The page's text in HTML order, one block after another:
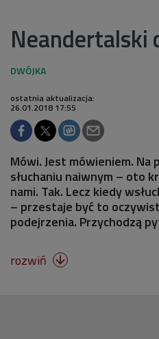
Neandertalski
ostatnia aktualizacja:
26.01.2018 17:55
Mówi. Jest mówieniem.
słuchaniu naiwnym – oto
nami. Tak. Lecz kiedy
– przestaje być to
podejrzenia. Przychodzą
rozwiń 